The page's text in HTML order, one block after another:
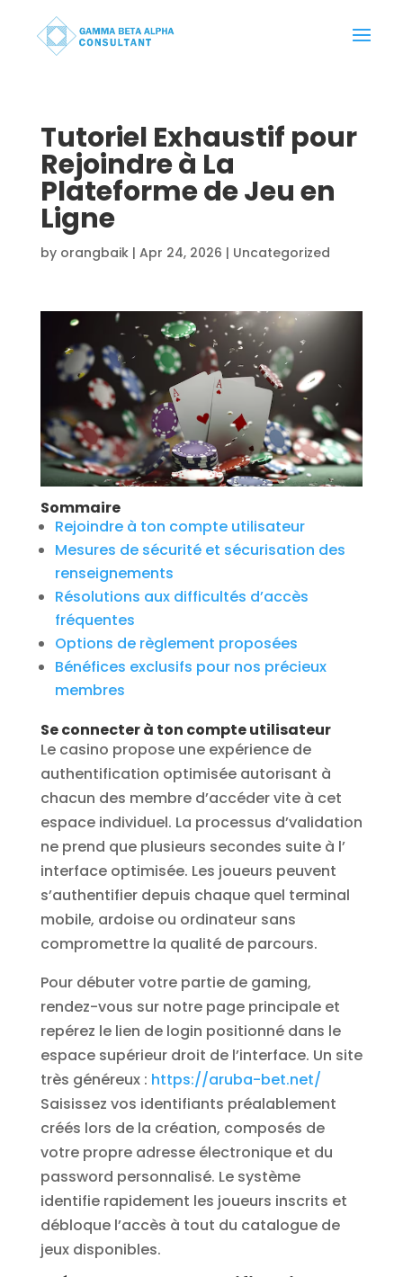
Tutoriel Exhaustif pour
Rejoindre à La
Plateforme de Jeu en
Ligne
by orangbaik| Apr 24, 2026 | Uncategorized
Sommaire
Rejoindre à ton compte utilisateur
Mesures de sécurité et sécurisation des
renseignements
Résolutions aux difficultés d’accès
fréquentes
Options de règlement proposées
Bénéfices exclusifs pour nos précieux
membres
Se connecter à ton compte utilisateur
Le casino propose une expérience de
authentification optimisée autorisant à
chacun des membre d’accéder vite à cet
espace individuel. La processus d’validation
ne prend que plusieurs secondes suite à l’
interface optimisée. Les joueurs peuvent
s’authentifier depuis chaque quel terminal
mobile, ardoise ou ordinateur sans
compromettre la qualité de parcours.
Pour débuter votre partie de gaming,
rendez-vous sur notre page principale et
repérez le lien de login positionné dans le
espace supérieur droit de l’interface. Un site
très généreux : https://aruba-bet.net/
Saisissez vos identifiants préalablement
créés lors de la création, composés de
votre propre adresse électronique et du
password personnalisé. Le système
identifie rapidement les joueurs inscrits et
débloque l’accès à tout du catalogue de
jeux disponibles.